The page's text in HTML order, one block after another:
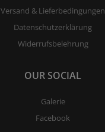
Versand & Lieferbedingungen
Datenschutzerklärung
Widerrufsbelehrung
OUR SOCIAL
Galerie
Facebook